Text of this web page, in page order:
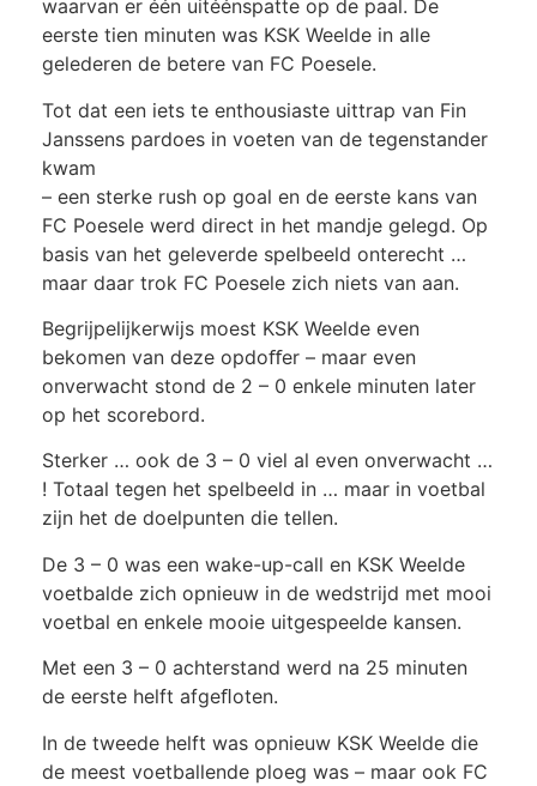
waarvan er één uitéénspatte op de paal. De
eerste tien minuten was KSK Weelde in alle
gelederen de betere van FC Poesele.
Tot dat een iets te enthousiaste uittrap van Fin
Janssens pardoes in voeten van de tegenstander
kwam
– een sterke rush op goal en de eerste kans van
FC Poesele werd direct in het mandje gelegd. Op
basis van het geleverde spelbeeld onterecht …
maar daar trok FC Poesele zich niets van aan.
Begrijpelijkerwijs moest KSK Weelde even
bekomen van deze opdoﬀer – maar even
onverwacht stond de 2 – 0 enkele minuten later
op het scorebord.
Sterker … ook de 3 – 0 viel al even onverwacht …
! Totaal tegen het spelbeeld in … maar in voetbal
zijn het de doelpunten die tellen.
De 3 – 0 was een wake-up-call en KSK Weelde
voetbalde zich opnieuw in de wedstrijd met mooi
voetbal en enkele mooie uitgespeelde kansen.
Met een 3 – 0 achterstand werd na 25 minuten
de eerste helft afgeﬂoten.
In de tweede helft was opnieuw KSK Weelde die
de meest voetballende ploeg was – maar ook FC